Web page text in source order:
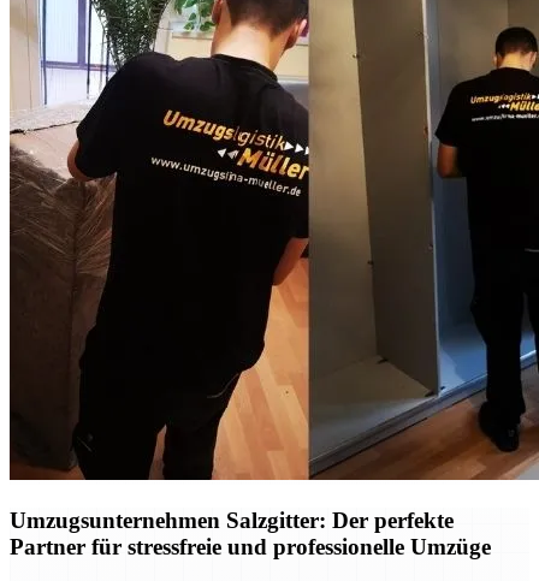
Umzugsunternehmen Salzgitter: Der perfekte
Partner für stressfreie und professionelle Umzüge